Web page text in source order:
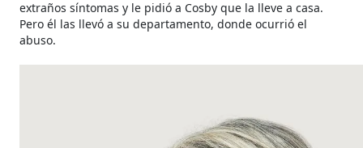
extraños síntomas y le pidió a Cosby que la lleve a casa.
Pero él las llevó a su departamento, donde ocurrió el
abuso.